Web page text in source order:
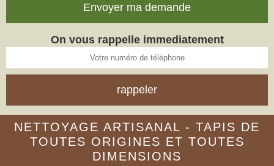
On vous rappelle immediatement
NETTOYAGE ARTISANAL - TAPIS DE
TOUTES ORIGINES ET TOUTES
DIMENSIONS